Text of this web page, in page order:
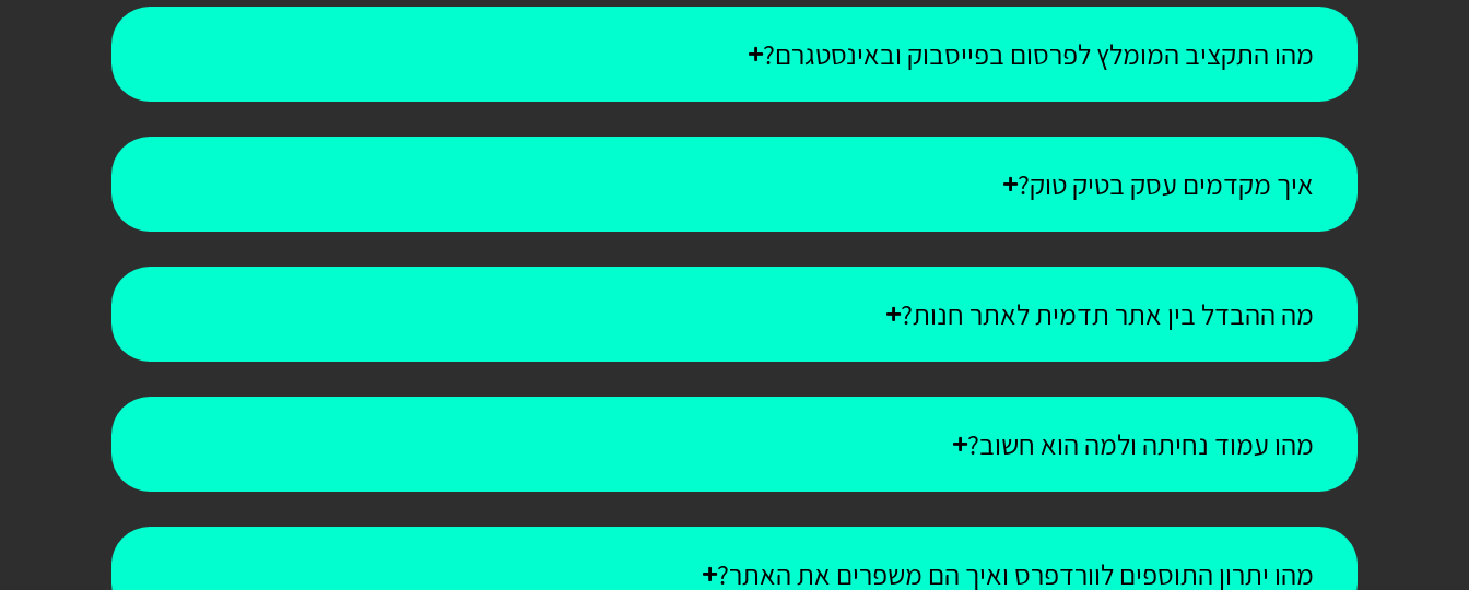
מהו התקציב המומלץ לפרסום בפייסבוק ובאינסטגרם?
איך מקדמים עסק בטיק טוק?
מה ההבדל בין אתר תדמית לאתר חנות?
מהו עמוד נחיתה ולמה הוא חשוב?
מהו יתרון התוספים לוורדפרס ואיך הם משפרים את האתר?